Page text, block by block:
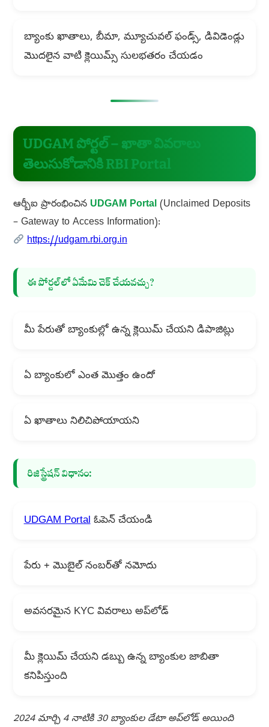
బ్యాంకు ఖాతాలు, బీమా, మ్యూచువల్ ఫండ్స్, డివిడెండ్లు
మొదలైన వాటి క్లెయిమ్స్ సులభతరం చేయడం
UDGAM పోర్టల్ – ఖాతా వివరాలు
తెలుసుకోడానికి RBI Portal
ఆర్బీఐ ప్రారంభించిన UDGAM Portal(Unclaimed Deposits
– Gateway to Access Information):
https://udgam.rbi.org.in
ఈ పోర్టల్‌లో ఏమేమి చెక్ చేయవచ్చు?
మీ పేరుతో బ్యాంకుల్లో ఉన్న క్లెయిమ్ చేయని డిపాజిట్లు
ఏ బ్యాంకులో ఎంత మొత్తం ఉందో
ఏ ఖాతాలు నిలిచిపోయాయని
రిజిస్ట్రేషన్ విధానం:
UDGAM Portalఓపెన్ చేయండి
పేరు + మొబైల్ నంబర్‌తో నమోదు
అవసరమైన KYC వివరాలు అప్‌లోడ్
మీ క్లెయిమ్ చేయని డబ్బు ఉన్న బ్యాంకుల జాబితా
కనిపిస్తుంది
2024 మార్చి 4 నాటికి 30 బ్యాంకుల డేటా అప్‌లోడ్ అయింది